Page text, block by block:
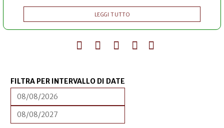
LEGGI TUTTO
FILTRA PER INTERVALLO DI DATE
DATA
FILTRA
PER
INTERVALLO